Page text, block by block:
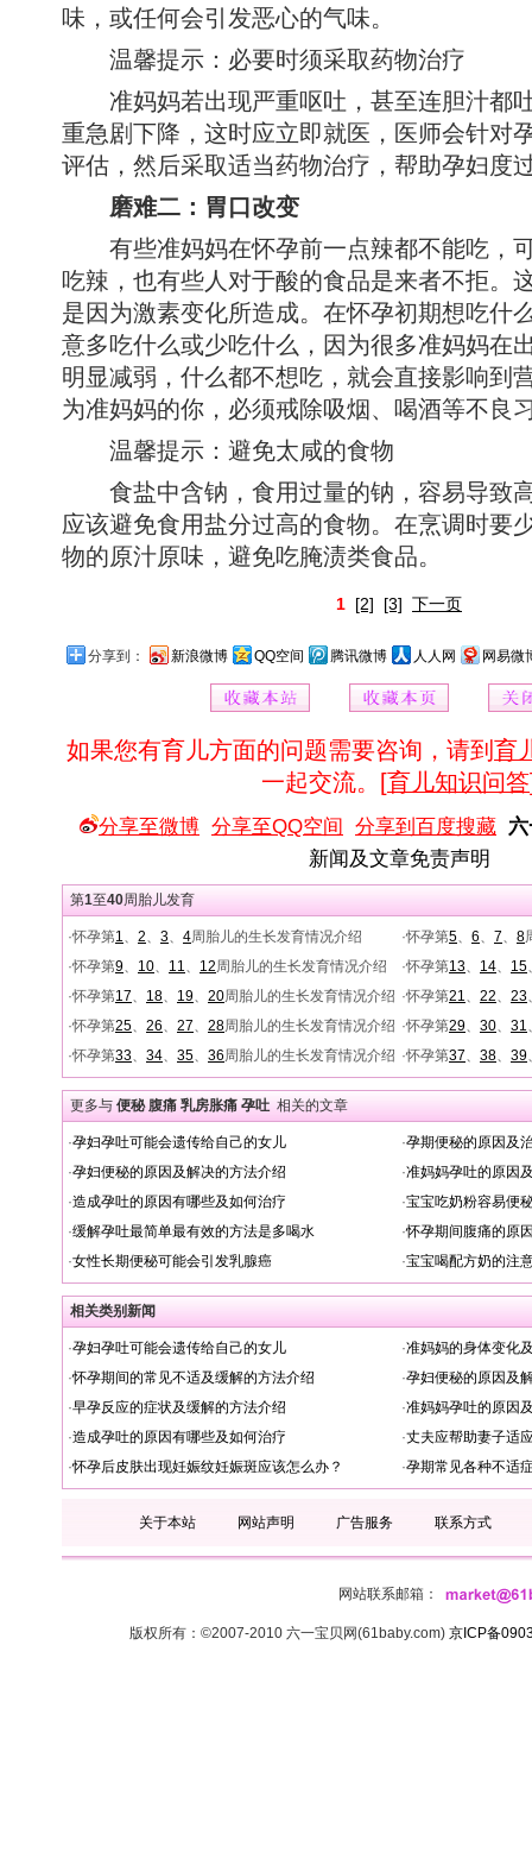
味，或任何会引发恶心的气味。
温馨提示：必要时须采取药物治疗
准妈妈若出现严重呕吐，甚至连胆汁都
重急剧下降，这时应立即就医，医师会针对
评估，然后采取适当药物治疗，帮助孕妇度
磨难二：胃口改变
有些准妈妈在怀孕前一点辣都不能吃，
吃辣，也有些人对于酸的食品是来者不拒。
是因为激素变化所造成。在怀孕初期想吃什
意多吃什么或少吃什么，因为很多准妈妈在
明显减弱，什么都不想吃，就会直接影响到
为准妈妈的你，必须戒除吸烟、喝酒等不良
温馨提示：避免太咸的食物
食盐中含钠，食用过量的钠，容易导致
应该避免食用盐分过高的食物。在烹调时要
物的原汁原味，避免吃腌渍类食品。
1 [2] [3] 下一页
分享到： 新浪微博 QQ空间 腾讯微博 人人网 网易微
如果您有育儿方面的问题需要咨询，请到 育
一起交流。[育儿知识问答
分享至微博 分享至QQ空间 分享到百度搜藏
新闻及文章免责声明
第1至40周胎儿发育
·怀孕第1、 2、 3、 4周胎儿的生长发育情况介绍 ·怀孕第5、 6、 7、 8
·怀孕第9、 10、 11、 12周胎儿的生长发育情况介绍 ·怀孕第13、 14、 15
·怀孕第17、 18、 19、 20周胎儿的生长发育情况介绍 ·怀孕第21、 22、 23
·怀孕第25、 26、 27、 28周胎儿的生长发育情况介绍 ·怀孕第29、 30、 31
·怀孕第33、 34、 35、 36周胎儿的生长发育情况介绍 ·怀孕第37、 38、 39
更多与 便秘 腹痛 乳房胀痛 孕吐 相关的文章
·孕妇孕吐可能会遗传给自己的女儿 ·孕期便秘的原因及
·孕妇便秘的原因及解决的方法介绍 ·准妈妈孕吐的原因
·造成孕吐的原因有哪些及如何治疗 ·宝宝吃奶粉容易便
·缓解孕吐最简单最有效的方法是多喝水 ·怀孕期间腹痛的原
·女性长期便秘可能会引发乳腺癌 ·宝宝喝配方奶的注
相关类别新闻
·孕妇孕吐可能会遗传给自己的女儿 ·准妈妈的身体变化
·怀孕期间的常见不适及缓解的方法介绍 ·孕妇便秘的原因及
·早孕反应的症状及缓解的方法介绍 ·准妈妈孕吐的原因
·造成孕吐的原因有哪些及如何治疗 ·丈夫应帮助妻子适
·怀孕后皮肤出现妊娠纹妊娠斑应该怎么办？ ·孕期常见各种不适
关于本站 网站声明 广告服务 联系方式
网站联系邮箱：
版权所有：©2007-2010 六一宝贝网(61baby.com) 京ICP备